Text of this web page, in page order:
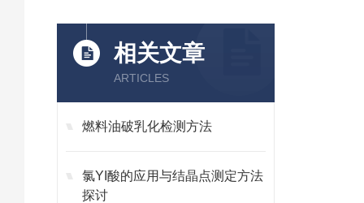
相关文章
ARTICLES
燃料油破乳化检测方法
氯YI酸的应用与结晶点测定方法
探讨